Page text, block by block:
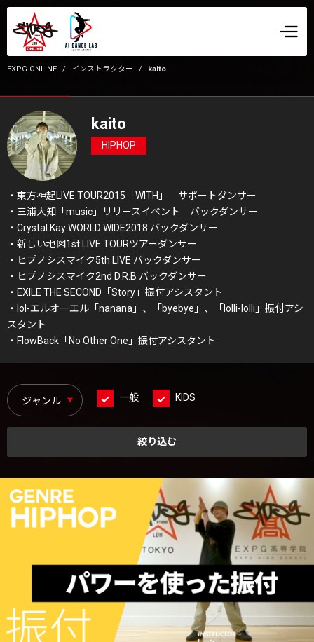
EXPG ONLINE インストラクター kaito
kaito
HIPHOP
・東方神起LIVE TOUR2015「WITH」 サポートダンサー
・三浦大知「music」リリースイベント バックダンサー
・Crystal Kay WORLD WIDE2018 バックダンサー
・新しい地図1st.LIVE TOURツアーダンサー
・ヒプノシスマイク5th LIVE バックダンサー
・ヒプノシスマイク2nd D.R.B バックダンサー
・EXILE THE SECOND「Story」振付アシスタント
・lol-エルオーエル「nanana」、「byebye」、「lolli-lolli」振付アシ
スタント
・FlowBack「No Other One」振付アシスタント
一般 KIDS
絞り込む